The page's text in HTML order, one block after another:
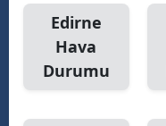
Edirne
Hava
Durumu